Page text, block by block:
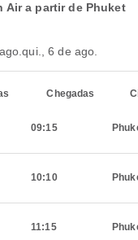
Air a partir de Phuket
qui., 6 de ago.
Chegadas
09:15
10:10
11:15